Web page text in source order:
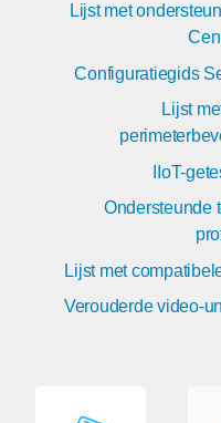
Lijst met
Configuratiegids
Lijst
IIoT-
Ondersteunde
Lijst met
Verouderde video-